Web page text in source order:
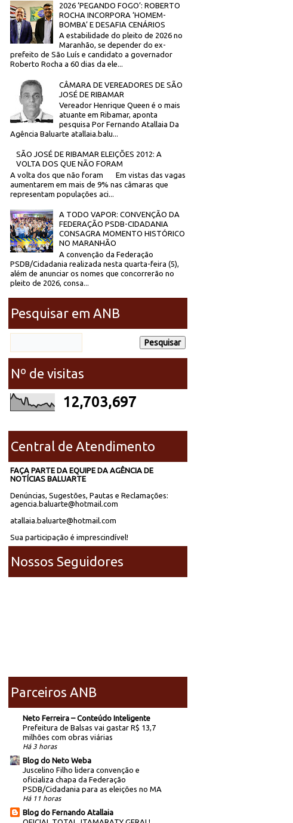
2026 ‘PEGANDO FOGO’: ROBERTO
ROCHA INCORPORA ‘HOMEM-
BOMBA’ E DESAFIA CENÁRIOS
A estabilidade do pleito de 2026 no
Maranhão, se depender do ex-
prefeito de São Luís e candidato a governador
Roberto Rocha a 60 dias da ele...
CÂMARA DE VEREADORES DE SÃO
JOSÉ DE RIBAMAR
Vereador Henrique Queen é o mais
atuante em Ribamar, aponta
pesquisa Por Fernando Atallaia Da
Agência Baluarte atallaia.balu...
SÃO JOSÉ DE RIBAMAR ELEIÇÕES 2012: A
VOLTA DOS QUE NÃO FORAM
A volta dos que não foram Em vistas das vagas
aumentarem em mais de 9% nas câmaras que
representam populações aci...
A TODO VAPOR: CONVENÇÃO DA
FEDERAÇÃO PSDB-CIDADANIA
CONSAGRA MOMENTO HISTÓRICO
NO MARANHÃO
A convenção da Federação
PSDB/Cidadania realizada nesta quarta-feira (5),
além de anunciar os nomes que concorrerão no
pleito de 2026, consa...
Pesquisar em ANB
Nº de visitas
12,703,697
Central de Atendimento
FAÇA PARTE DA EQUIPE DA AGÊNCIA DE
NOTÍCIAS BALUARTE
Denúncias, Sugestões, Pautas e Reclamações:
agencia.baluarte@hotmail.com
atallaia.baluarte@hotmail.com
Sua participação é imprescindível!
Nossos Seguidores
Parceiros ANB
Neto Ferreira – Conteúdo Inteligente
Prefeitura de Balsas vai gastar R$ 13,7
milhões com obras viárias
Há 3 horas
Blog do Neto Weba
Juscelino Filho lidera convenção e
oficializa chapa da Federação
PSDB/Cidadania para as eleições no MA
Há 11 horas
Blog do Fernando Atallaia